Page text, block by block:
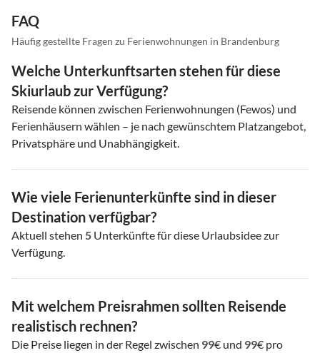
FAQ
Häufig gestellte Fragen zu Ferienwohnungen in Brandenburg
Welche Unterkunftsarten stehen für diese
Skiurlaub zur Verfügung?
Reisende können zwischen Ferienwohnungen (Fewos) und
Ferienhäusern wählen – je nach gewünschtem Platzangebot,
Privatsphäre und Unabhängigkeit.
Wie viele Ferienunterkünfte sind in dieser
Destination verfügbar?
Aktuell stehen 5 Unterkünfte für diese Urlaubsidee zur
Verfügung.
Mit welchem Preisrahmen sollten Reisende
realistisch rechnen?
Die Preise liegen in der Regel zwischen 99€ und 99€ pro